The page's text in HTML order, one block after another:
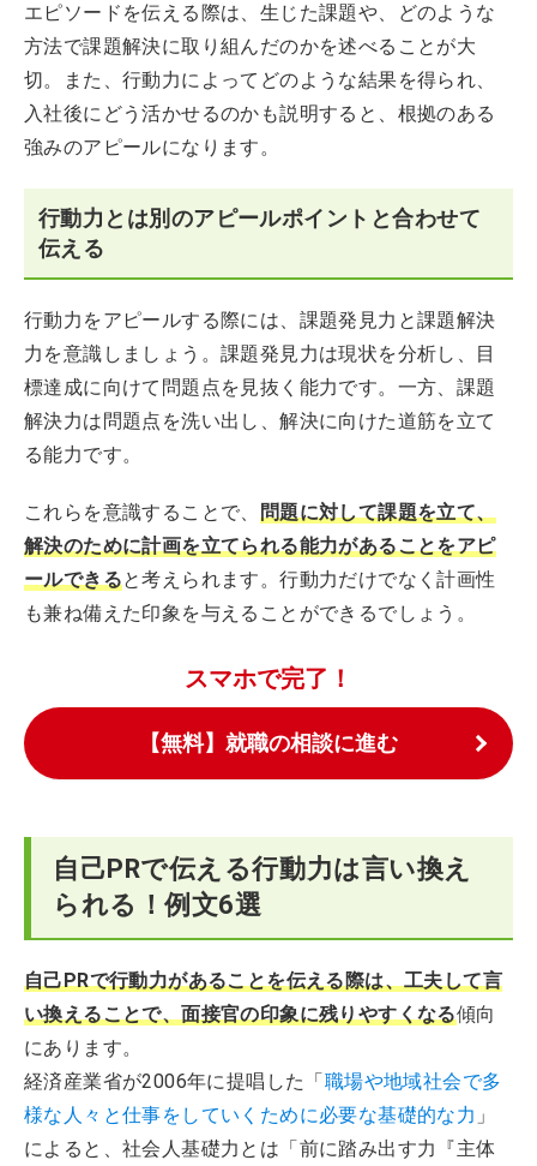
エピソードを伝える際は、生じた課題や、どのような
方法で課題解決に取り組んだのかを述べることが大
切。また、行動力によってどのような結果を得られ、
入社後にどう活かせるのかも説明すると、根拠のある
強みのアピールになります。
行動力とは別のアピールポイントと合わせて
伝える
行動力をアピールする際には、課題発見力と課題解決
力を意識しましょう。課題発見力は現状を分析し、目
標達成に向けて問題点を見抜く能力です。一方、課題
解決力は問題点を洗い出し、解決に向けた道筋を立て
る能力です。
これらを意識することで、 問題に対して課題を立て、
解決のために計画を立てられる能力があることをアピ
ールできると考えられます。行動力だけでなく計画性
も兼ね備えた印象を与えることができるでしょう。
スマホで完了！
【無料】就職の相談に進む
自己PRで伝える行動力は言い換え
られる！例文6選
自己PRで行動力があることを伝える際は、工夫して言
い換えることで、面接官の印象に残りやすくなる傾向
にあります。
経済産業省が2006年に提唱した「職場や地域社会で多
様な人々と仕事をしていくために必要な基礎的な力 」
によると、社会人基礎力とは「前に踏み出す力『主体